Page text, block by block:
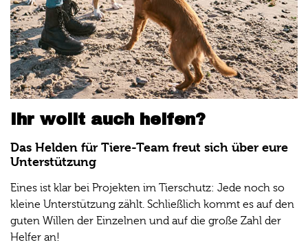
Ihr wollt auch helfen?
Das Helden für Tiere-Team freut sich über eure
Unterstützung
Eines ist klar bei Projekten im Tierschutz: Jede noch so
kleine Unterstützung zählt. Schließlich kommt es auf den
guten Willen der Einzelnen und auf die große Zahl der
Helfer an!